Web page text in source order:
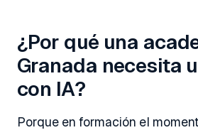
¿Por qué una
Granada necesita
con IA?
Porque en formación el